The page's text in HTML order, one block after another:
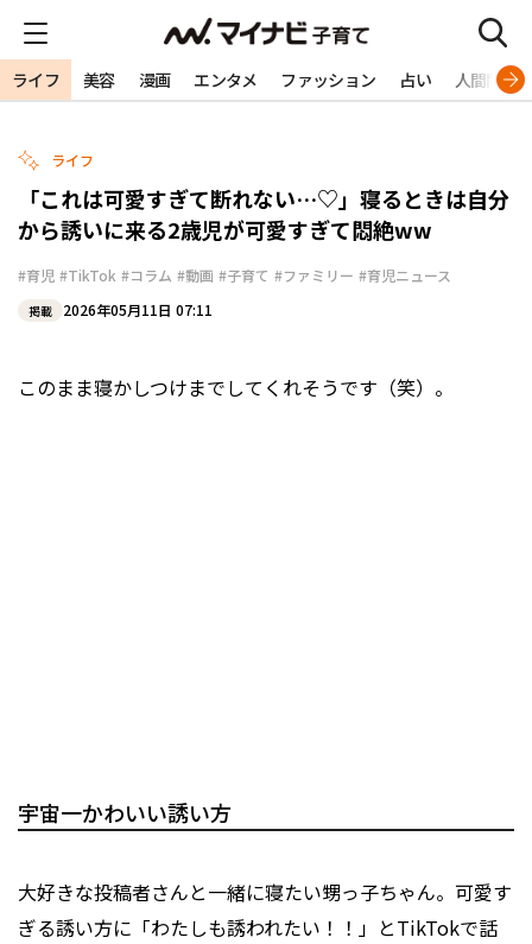
ライフ 美容 漫画 エンタメ ファッション 占い 人間関係
ライフ
「これは可愛すぎて断れない…♡」寝るときは自分
から誘いに来る2歳児が可愛すぎて悶絶ww
#育児 #TikTok #コラム #動画 #子育て #ファミリー #育児ニュース
掲載 2026年05月11日 07:11
このまま寝かしつけまでしてくれそうです（笑）。
宇宙一かわいい誘い方
大好きな投稿者さんと一緒に寝たい甥っ子ちゃん。可愛す
ぎる誘い方に「わたしも誘われたい！！」とTikTokで話